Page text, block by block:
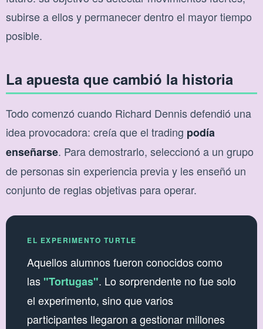
subirse a ellos y permanecer dentro el mayor tiempo
posible.
La apuesta que cambió la historia
Todo comenzó cuando Richard Dennis defendió una
idea provocadora: creía que el trading podía
enseñarse. Para demostrarlo, seleccionó a un grupo
de personas sin experiencia previa y les enseñó un
conjunto de reglas objetivas para operar.
EL EXPERIMENTO TURTLE
Aquellos alumnos fueron conocidos como
las "Tortugas". Lo sorprendente no fue solo
el experimento, sino que varios
participantes llegaron a gestionar millones